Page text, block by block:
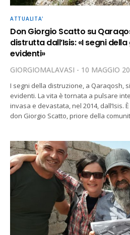
ATTUALITA'
Don Giorgio Scatto su
distrutta dall’Isis: «I segni
evidenti»
GIORGIOMALAVASI 10 MAGGIO
I segni della distruzione, a Qaraqosh,
evidenti. La vita è tornata a pulsare
invasa e devastata, nel 2014, dall’Isis.
don Giorgio Scatto, priore della